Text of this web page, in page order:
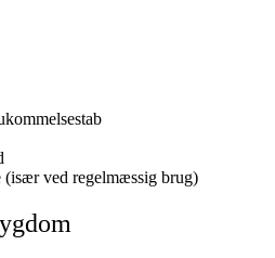
ved regelmæssig brug)